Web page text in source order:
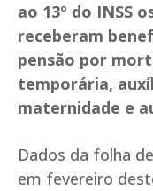
ao 13º do INSS
receberam
pensão por
temporária,
maternidade e
Dados da folha
em fevereiro